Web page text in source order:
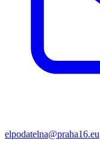
elpodatelna@praha16.eu